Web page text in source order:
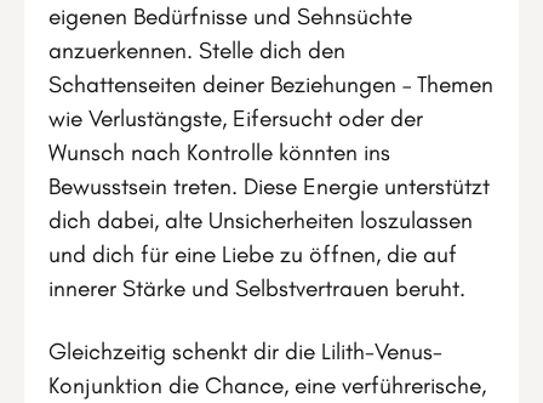
eigenen Bedürfnisse und Sehnsüchte
anzuerkennen. Stelle dich den
Schattenseiten deiner Beziehungen – Themen
wie Verlustängste, Eifersucht oder der
Wunsch nach Kontrolle könnten ins
Bewusstsein treten. Diese Energie unterstützt
dich dabei, alte Unsicherheiten loszulassen
und dich für eine Liebe zu öffnen, die auf
innerer Stärke und Selbstvertrauen beruht.
Gleichzeitig schenkt dir die Lilith-Venus-
Konjunktion die Chance, eine verführerische,